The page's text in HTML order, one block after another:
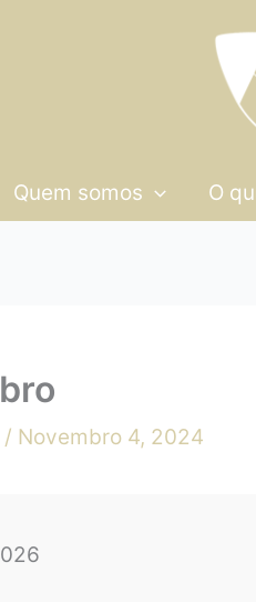
Quem somos O
/ Novembro 4, 2024